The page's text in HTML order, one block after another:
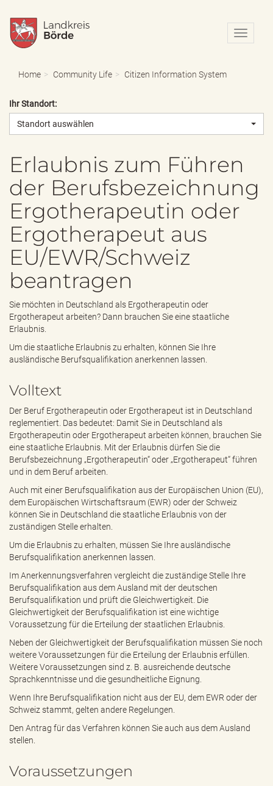
N
a
o
i
-
Home Community Life Citizen Information System
Ihr Standort:
Standort auswählen
Erlaubnis zum Führen
der Berufsbezeichnung
Ergotherapeutin oder
Ergotherapeut aus
EU/EWR/Schweiz
beantragen
Sie möchten in Deutschland als Ergotherapeutin oder
Ergotherapeut arbeiten? Dann brauchen Sie eine staatliche
Erlaubnis.
Um die staatliche Erlaubnis zu erhalten, können Sie Ihre
ausländische Berufsqualifikation anerkennen lassen.
Volltext
Der Beruf Ergotherapeutin oder Ergotherapeut ist in Deutschland
reglementiert. Das bedeutet: Damit Sie in Deutschland als
Ergotherapeutin oder Ergotherapeut arbeiten können, brauchen Sie
eine staatliche Erlaubnis. Mit der Erlaubnis dürfen Sie die
Berufsbezeichnung „Ergotherapeutin“ oder „Ergotherapeut“ führen
und in dem Beruf arbeiten.
Auch mit einer Berufsqualifikation aus der Europäischen Union (EU),
dem Europäischen Wirtschaftsraum (EWR) oder der Schweiz
können Sie in Deutschland die staatliche Erlaubnis von der
zuständigen Stelle erhalten.
Um die Erlaubnis zu erhalten, müssen Sie Ihre ausländische
Berufsqualifikation anerkennen lassen.
Im Anerkennungsverfahren vergleicht die zuständige Stelle Ihre
Berufsqualifikation aus dem Ausland mit der deutschen
Berufsqualifikation und prüft die Gleichwertigkeit. Die
Gleichwertigkeit der Berufsqualifikation ist eine wichtige
Voraussetzung für die Erteilung der staatlichen Erlaubnis.
Neben der Gleichwertigkeit der Berufsqualifikation müssen Sie noch
weitere Voraussetzungen für die Erteilung der Erlaubnis erfüllen.
Weitere Voraussetzungen sind z. B. ausreichende deutsche
Sprachkenntnisse und die gesundheitliche Eignung.
Wenn Ihre Berufsqualifikation nicht aus der EU, dem EWR oder der
Schweiz stammt, gelten andere Regelungen.
Den Antrag für das Verfahren können Sie auch aus dem Ausland
stellen.
Voraussetzungen